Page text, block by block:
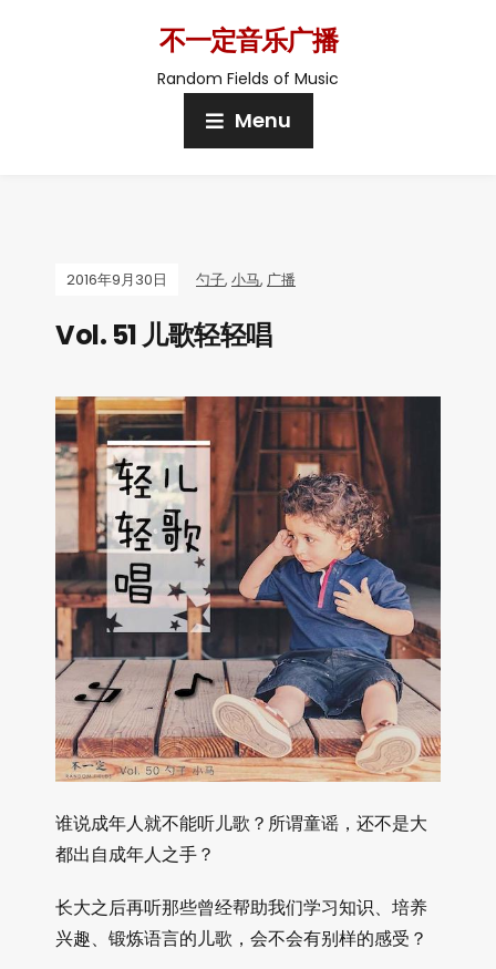
不一定音乐广播
Random Fields of Music
Menu
2016年9月30日 勺子, 小马, 广播
Vol. 51 儿歌轻轻唱
谁说成年人就不能听儿歌？所谓童谣，还不是大
都出自成年人之手？
长大之后再听那些曾经帮助我们学习知识、培养
兴趣、锻炼语言的儿歌，会不会有别样的感受？